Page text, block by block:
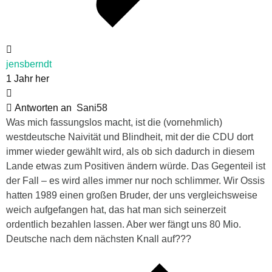
jensberndt
1 Jahr her
Antworten an Sani58
Was mich fassungslos macht, ist die (vornehmlich)
westdeutsche Naivität und Blindheit, mit der die CDU dort
immer wieder gewählt wird, als ob sich dadurch in diesem
Lande etwas zum Positiven ändern würde. Das Gegenteil ist
der Fall – es wird alles immer nur noch schlimmer. Wir Ossis
hatten 1989 einen großen Bruder, der uns vergleichsweise
weich aufgefangen hat, das hat man sich seinerzeit
ordentlich bezahlen lassen. Aber wer fängt uns 80 Mio.
Deutsche nach dem nächsten Knall auf???